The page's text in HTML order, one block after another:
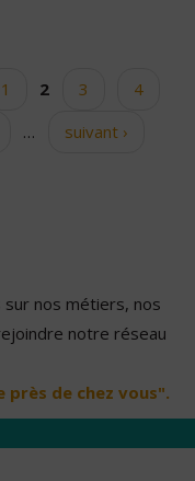
1 2 3
4
…
suivant ›
nos métiers, nos
notre réseau
près de chez vous".